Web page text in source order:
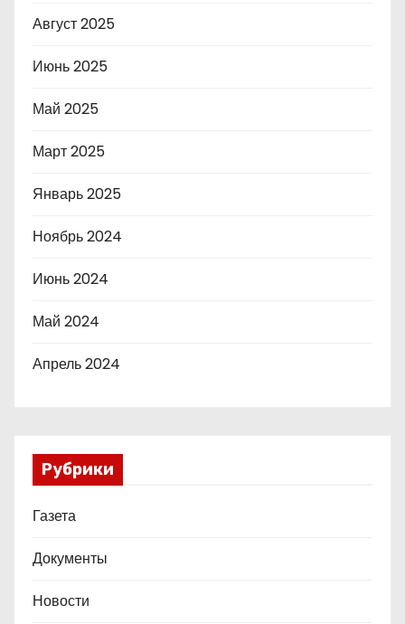
Август 2025
Июнь 2025
Май 2025
Март 2025
Январь 2025
Ноябрь 2024
Июнь 2024
Май 2024
Апрель 2024
Рубрики
Газета
Документы
Новости